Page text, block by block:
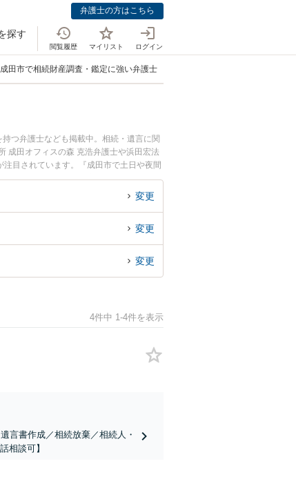
弁護士の方はこちら
探す
閲覧履歴 マイリスト ログイン
成田市で相続財産調査・鑑定に強い弁護士
つ弁護士なども掲載中。相続・遺言に関
成田オフィスの森 克浩弁護士や浜田宏法
目されています。『成田市で土日や夜間
護士を検索したい』『初回相談無料で相続
変更
変更
変更
4件中 1-4件を表示
言書作成／相続放棄／相続人・
相談可】